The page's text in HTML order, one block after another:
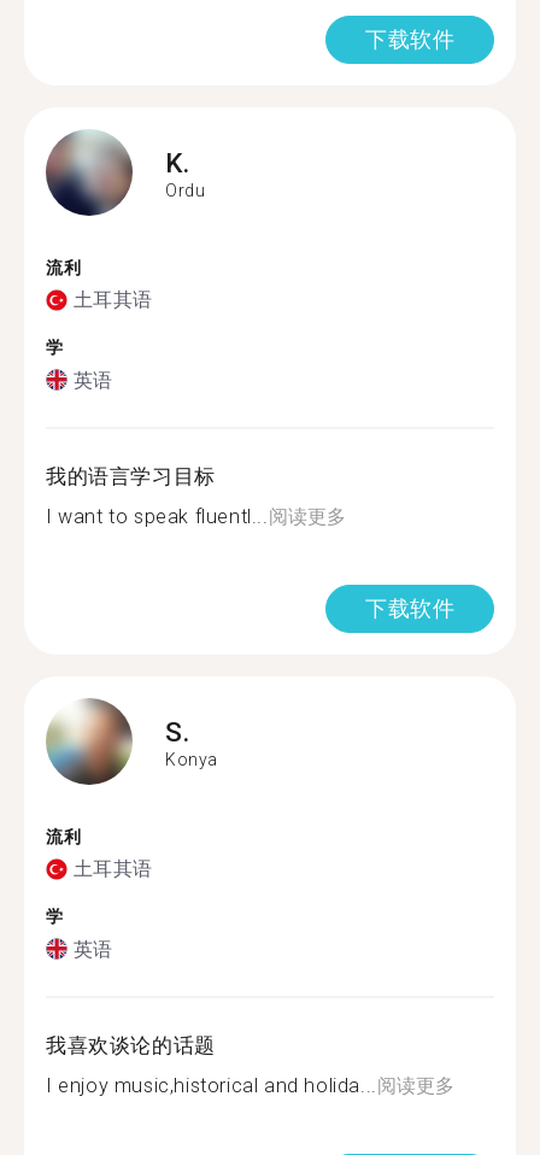
下载软件
K.
Ordu
流利
土耳其语
学
英语
我的语言学习目标
I want to speak fluentl... 阅读更多
下载软件
S.
Konya
流利
土耳其语
学
英语
我喜欢谈论的话题
I enjoy music,historical and holida... 阅读更多